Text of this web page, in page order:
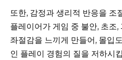
또한, 감정과 생리적 반응을 조
플레이어가 게임 중 불안, 초조
좌절감을 느끼게 만들어, 몰입
인 플레이 경험의 질을 저하시